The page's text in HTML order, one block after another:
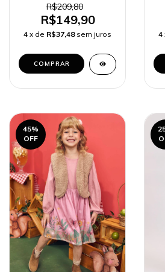
Kukiê Infantil Menina
81023 e 79876
R$209,80
R$149,90
4 x de R$37,48 sem juros
COMPRAR
4
45%
OFF